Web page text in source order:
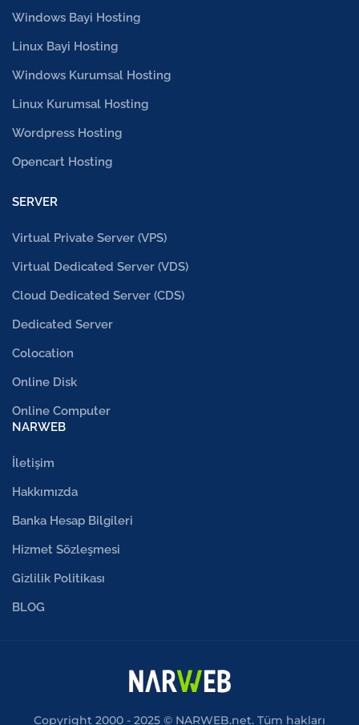
Windows Bayi Hosting
Linux Bayi Hosting
Windows Kurumsal Hosting
Linux Kurumsal Hosting
Wordpress Hosting
Opencart Hosting
SERVER
Virtual Private Server (VPS)
Virtual Dedicated Server (VDS)
Cloud Dedicated Server (CDS)
Dedicated Server
Colocation
Online Disk
Online Computer
NARWEB
İletişim
Hakkımızda
Banka Hesap Bilgileri
Hizmet Sözleşmesi
Gizlilik Politikası
BLOG
Copyright 2000 - 2025 © NARWEB.net. Tüm hakları